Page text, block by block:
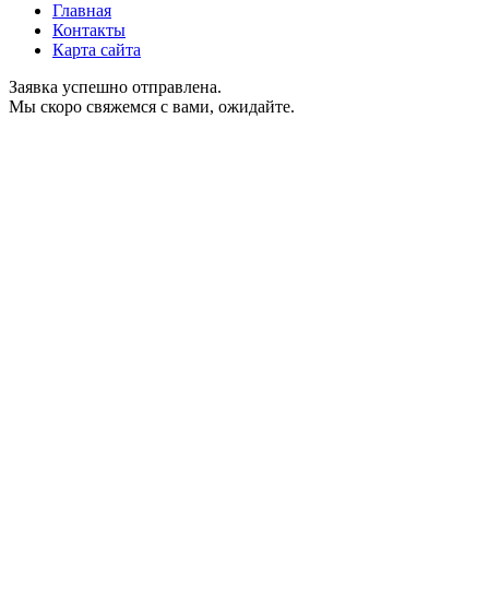
Главная
Контакты
Карта сайта
Заявка успешно отправлена.
Мы скоро свяжемся с вами, ожидайте.